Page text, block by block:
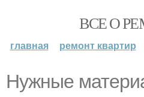
ВСЕ О
главная ремонт квартир
Нужные